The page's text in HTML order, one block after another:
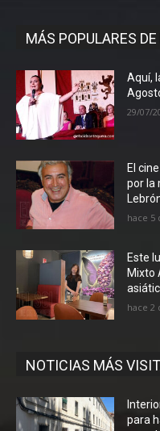
MÁS POPULARES
Aquí,
29/07/
El
por la
hace 5
Este
Mixto
hace 2
NOTICIAS MÁS
para